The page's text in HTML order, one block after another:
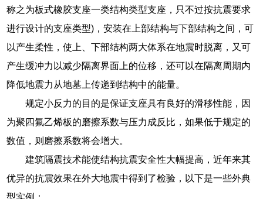
称之为板式橡胶支座一类结构类型支座，只不过按抗震要求
进行设计的支座类型)，安装在上部结构与下部结构之间，可
以产生柔性，使上、下部结构两大体系在地震时脱离，又可
产生缓冲力以减少隔离界面上的位移，还可以在隔离周期内
降低地震力从地墓上传递到结构中的能量。
规定小反力的目的是保证支座具有良好的滑移性能，因
为聚四氟乙烯板的磨擦系数与压力成反比，如果低于规定的
数值，则磨擦系数将会增大。
建筑隔震技术能使结构抗震安全性大幅提高，近年来其
优异的抗震效果在外大地震中得到了检验，以下是一些外典
型实例：